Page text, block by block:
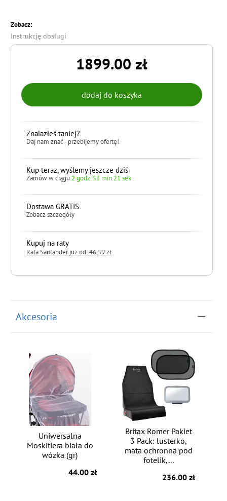
Zobacz:
Instrukcję obsługi
1899.00 zł
Znalazłeś taniej?
Daj nam znać - przebijemy ofertę!
Kup teraz, wyślemy jeszcze dziś
Zamów w ciągu 2 godz. 53 min 20 sek
Dostawa GRATIS
Zobacz szczegóły
Kupuj na raty
Rata Santander już od: 46,59 zł
Akcesoria
Uniwersalna
Moskitiera biała do
wózka (gr)
44.00 zł
Britax Romer Pakiet
3 Pack: lusterko,
mata ochronna pod
fotelik,...
236.00 zł